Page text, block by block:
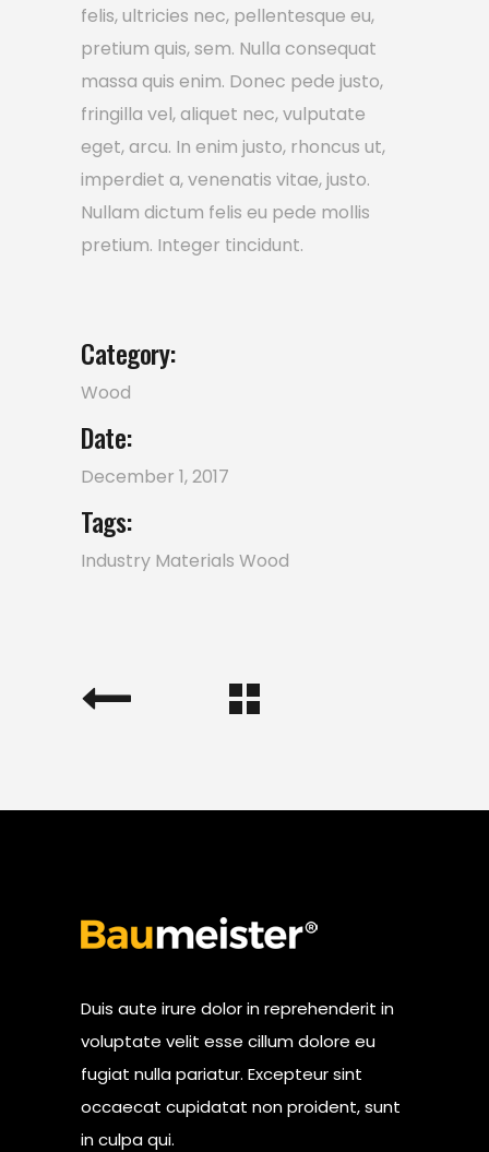
felis, ultricies nec, pellentesque eu,
pretium quis, sem. Nulla consequat
massa quis enim. Donec pede justo,
fringilla vel, aliquet nec, vulputate
eget, arcu. In enim justo, rhoncus ut,
imperdiet a, venenatis vitae, justo.
Nullam dictum felis eu pede mollis
pretium. Integer tincidunt.
Category:
Wood
Date:
December 1, 2017
Tags:
Industry Materials Wood
Duis aute irure dolor in reprehenderit in
voluptate velit esse cillum dolore eu
fugiat nulla pariatur. Excepteur sint
occaecat cupidatat non proident, sunt
in culpa qui.